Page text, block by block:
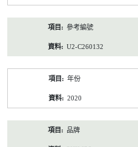
參考編號
U2-C260132
年份
2020
品牌